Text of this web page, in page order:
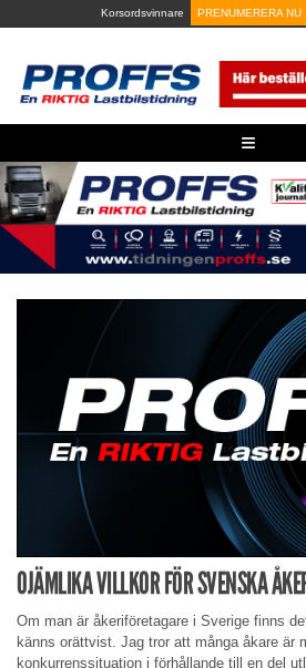
to
Korsordsvinnare PRENUMERERA NU
≡
OJÄMLIKA VILLKOR FÖR SVENSKA
Om man är åkeriföretagare i Sverige finns
känns orättvist. Jag tror att många åkare är
konkurrenssituation i förhållande till en del